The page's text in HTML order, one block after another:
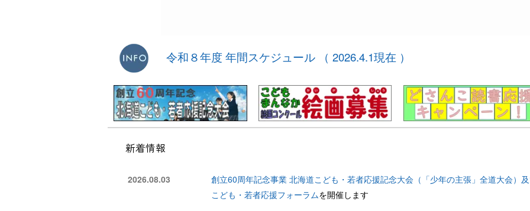
令和８年度 年間スケジュール （ 2026.4.1現在 ）
新着情報
2026.08.03
創立60周年記念事業 北海道こども・若者応援記念大会（「少年の主張」全道大会）
こども・若者応援フォーラムを開催します